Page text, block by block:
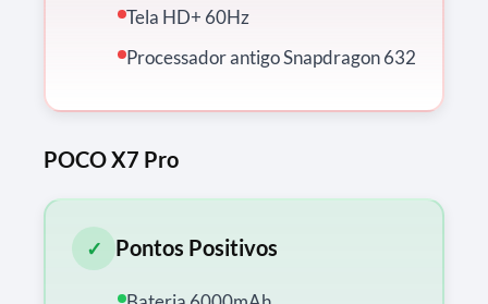
Tela HD+ 60Hz
Processador antigo Snapdragon 632
POCO X7 Pro
✓ Pontos Positivos